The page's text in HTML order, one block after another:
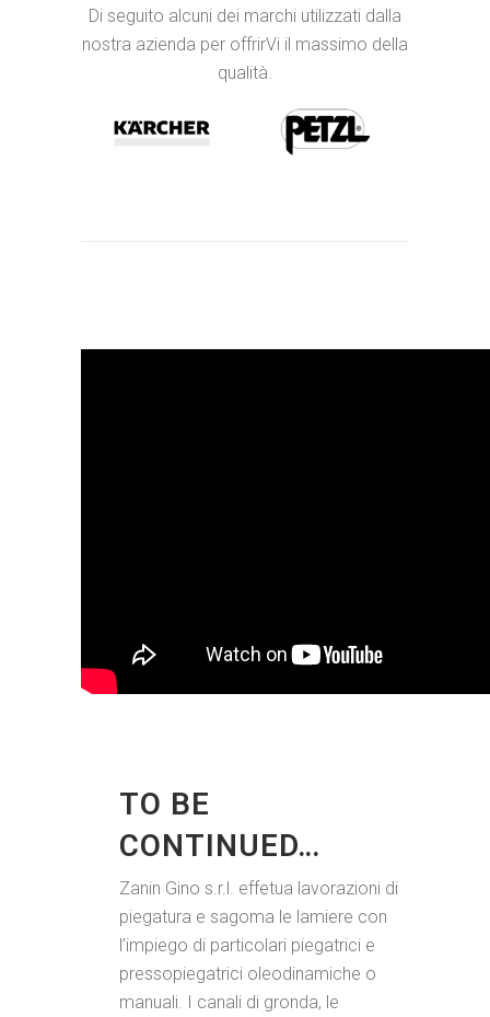
Di seguito alcuni dei marchi utilizzati dalla
nostra azienda per offrirVi il massimo della
qualità.
TO BE
CONTINUED…
Zanin Gino s.r.l. effetua lavorazioni di
piegatura e sagoma le lamiere con
l’impiego di particolari piegatrici e
pressopiegatrici oleodinamiche o
manuali. I canali di gronda, le